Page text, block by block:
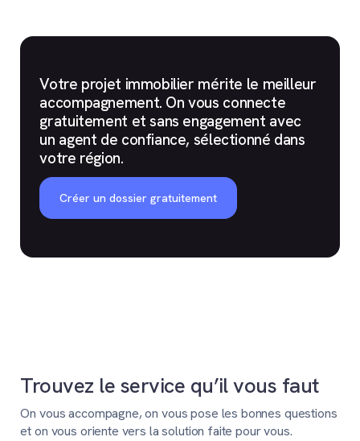
Votre projet immobilier mérite le meilleur
accompagnement. On vous connecte
gratuitement et sans engagement avec
un agent de confiance, sélectionné dans
votre région.
Créer un dossier gratuitement
Trouvez le service qu’il vous faut
On vous accompagne, on vous pose les bonnes questions
et on vous oriente vers la solution faite pour vous.